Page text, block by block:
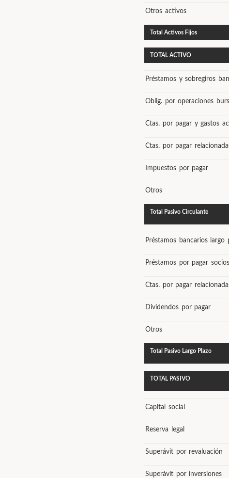
Otros activos
Total Activos Fijos
TOTAL ACTIVO
Préstamos y sobregiros
Oblig. por operaciones
Ctas. por pagar y gastos
Ctas. por pagar
Impuestos por pagar
Otros
Total Pasivo Circulante
Préstamos bancarios largo
Préstamos por pagar socios
Ctas. por pagar
Dividendos por pagar
Otros
Total Pasivo Largo Plazo
TOTAL PASIVO
Capital social
Reserva legal
Superávit por revaluación
Superávit por inversiones